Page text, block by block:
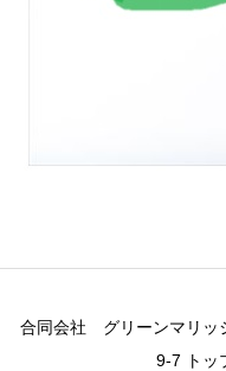
合同会社 グリーンマリ
9-7 トッ